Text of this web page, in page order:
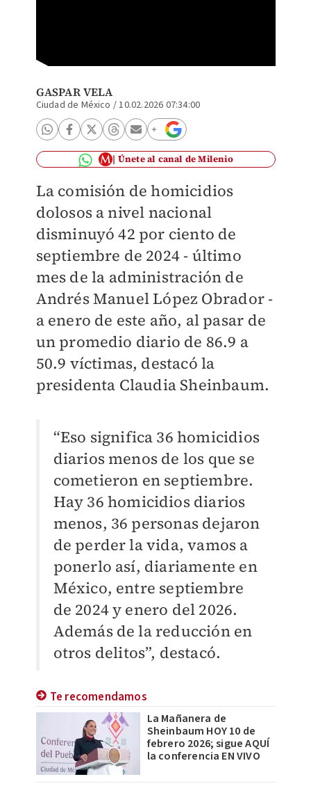
GASPAR VELA
Ciudad de México /10.02.2026 07:34:00
Únete al canal de Milenio
La comisión de homicidios
dolosos a nivel nacional
disminuyó 42 por ciento de
septiembre de 2024 - último
mes de la administración de
Andrés Manuel López Obrador -
a enero de este año, al pasar de
un promedio diario de 86.9 a
50.9 víctimas, destacó la
presidenta Claudia Sheinbaum.
“Eso significa 36 homicidios
diarios menos de los que se
cometieron en septiembre.
Hay 36 homicidios diarios
menos, 36 personas dejaron
de perder la vida, vamos a
ponerlo así, diariamente en
México, entre septiembre
de 2024 y enero del 2026.
Además de la reducción en
otros delitos”, destacó.
Te recomendamos
La Mañanera de
Sheinbaum HOY 10 de
febrero 2026; sigue AQUÍ
la conferencia EN VIVO